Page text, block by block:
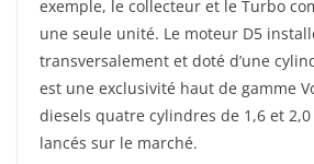
exemple, le collecteur et le Turbo
une seule unité. Le moteur D5
transversalement et doté d’une
est une exclusivité haut de gamme
diesels quatre cylindres de 1,6 et
lancés sur le marché.